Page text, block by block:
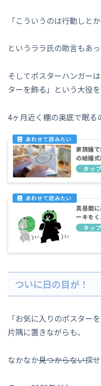
「こういうのは行動しと
というララ氏の助言もあ
そしてポスターハンガー
ターを飾る」という大役を
4ヶ月近く棚の奥底で眠る
家族婚
の結婚
真昼間
ーキを
ついに日の目が！
「お気に入りのポスター
片隅に置きながらも、
なかなか見つからない探